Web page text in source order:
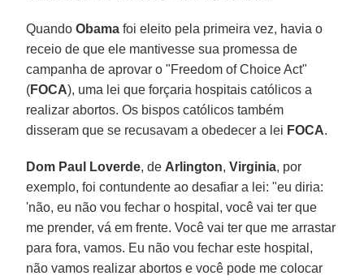
QuandoObama foi eleito pela primeira vez, havia o
receio de que ele mantivesse sua promessa de
campanha de aprovar o "Freedom of Choice Act"
(FOCA), uma lei que forçaria hospitais católicos a
realizar abortos. Os bispos católicos também
disseram que se recusavam a obedecer a lei FOCA.
Dom Paul Loverde, de Arlington,Virginia, por
exemplo, foi contundente ao desafiar a lei: "eu diria:
'não, eu não vou fechar o hospital, você vai ter que
me prender, vá em frente. Você vai ter que me arrastar
para fora, vamos. Eu não vou fechar este hospital,
não vamos realizar abortos e você pode me colocar